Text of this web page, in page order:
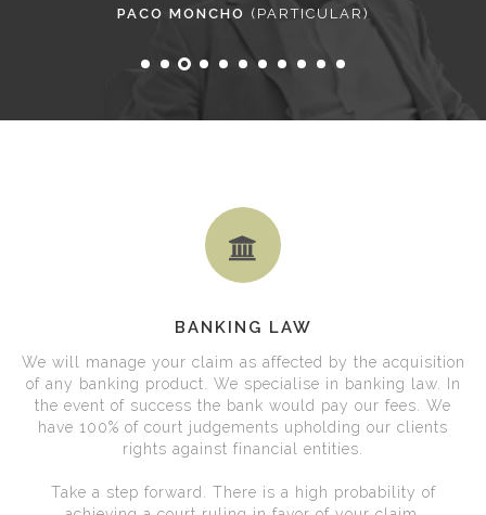
PACO MONCHO (PARTICULAR)
BANKING LAW
We will manage your claim as affected by the acquisition
of any banking product. We specialise in banking law. In
the event of success the bank would pay our fees. We
have 100% of court judgements upholding our clients
rights against financial entities.
Take a step forward. There is a high probability of